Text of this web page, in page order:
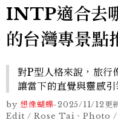
INTP適合去
的台灣專景點
對P型人格來說，旅行
讓當下的直覺與靈感
by 想像蝴蝶-2025/11/12更
Edit / Rose Tai、Photo